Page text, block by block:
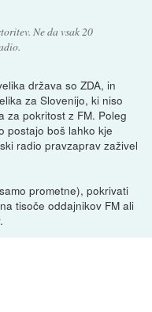
Ne da vsak 20
država so ZDA, in
za Slovenijo, ki niso
za pokritost z FM. Poleg
postajo boš lahko kje
radio pravzaprav zaživel
prometne), pokrivati
tisoče oddajnikov FM ali